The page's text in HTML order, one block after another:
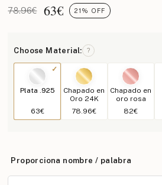
78.96€ 63€ 21% OFF
Choose Material: ?
Plata .925
63€
Chapado en
Oro 24K
78.96€
Chapado en
oro rosa
82€
Proporciona nombre / palabra